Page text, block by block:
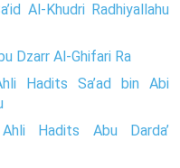
Al-Khudri Radhiyallahu
Dzarr Al-Ghifari Ra
Hadits Sa’ad bin Abi
Hadits Abu Darda’